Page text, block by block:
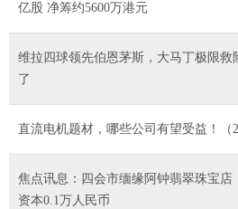
亿股 净筹约5600万港元
维拉四球领先伯恩茅斯，大马丁极限
了
直流电机题材，哪些公司有望受益！（
焦点讯息：四会市缅缘阿钟翡翠珠宝
资本0.1万人民币